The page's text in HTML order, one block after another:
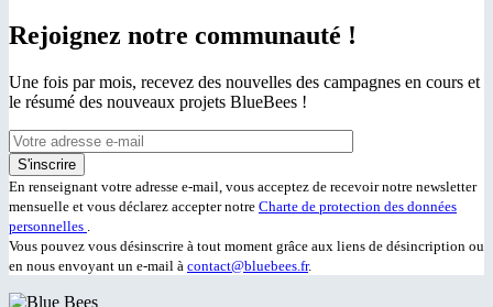
Rejoignez notre communauté !
Une fois par mois, recevez des nouvelles des campagnes en cours et
le résumé des nouveaux projets BlueBees !
En renseignant votre adresse e-mail, vous acceptez de recevoir notre newsletter
mensuelle et vous déclarez accepter notre Charte de protection des données
personnelles
Vous pouvez vous désinscrire à tout moment grâce aux liens de désincription ou
en nous envoyant un e-mail à contact@bluebees.fr.